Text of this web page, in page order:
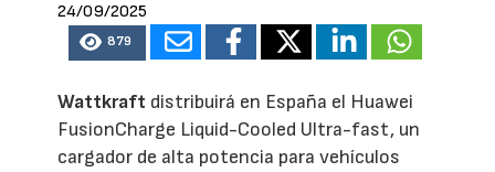
24/09/2025
879
Wattkraft distribuirá en España el Huawei
FusionCharge Liquid-Cooled Ultra-fast, un
cargador de alta potencia para vehículos